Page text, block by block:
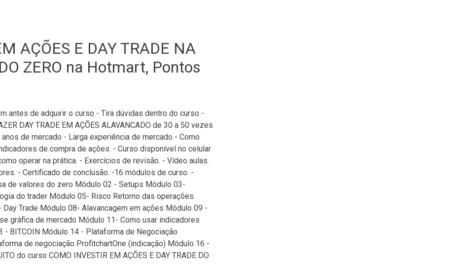
AÇÕES E DAY TRADE NA
ZERO na Hotmart, Pontos
antes de adquirir o curso - Tira dúvidas dentro do curso -
DAY TRADE EM AÇÕES ALAVANCADO de 30 a 50 vezes
de mercado - Larga experiência de mercado - Como
de compra de ações. - Curso disponível no celular
operar na prática. - Exercícios de revisão. - Vídeo aulas.
- Certificado de conclusão. -16 módulos de curso. -
de valores do zero Módulo 02 - Setups Módulo 03-
do trader Módulo 05- Risco Retorno das operações
Trade Módulo 08- Alavancagem em ações Módulo 09 -
gráfica de mercado Módulo 11- Como usar indicadores
BITCOIN Módulo 14 - Plataforma de Negociação
de negociação ProfitchartOne (indicação) Módulo 16 -
do curso COMO INVESTIR EM AÇÕES E DAY TRADE DO